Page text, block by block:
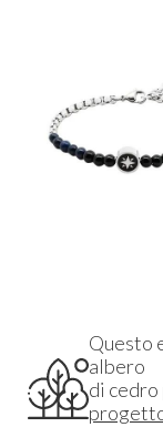
Questo
albero
di